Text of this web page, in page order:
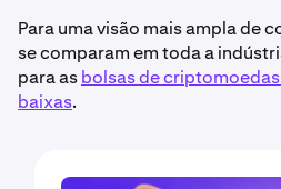
Para uma visão mais ampla de
se comparam em toda a
para asbolsas de
baixas.